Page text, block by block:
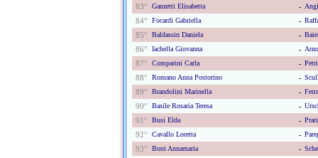
83° Ganzetti Elisabetta -
84° Focardi Gabriella -
85° Baldassin Daniela -
86° Iachella Giovanna -
87° Comparini Carla -
88° Romano Anna Postorino -
89° Brandolini Marinella -
90° Basile Rosaria Teresa -
91° Busi Elda -
92° Cavallo Loretta -
93° Boni Annamaria -